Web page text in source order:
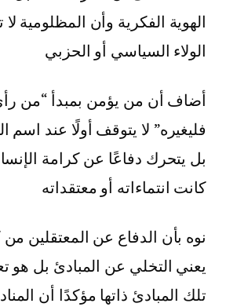
الهوية الفكرية وأن المظلومية
الولاء السياسي أو الحزبي
أضاف أن من يؤمن بمبدأ “من
فليغيره” لا يتوقف أولًا عند اسم
بل يتحرك دفاعًا عن كرامة
كانت انتماءاته أو معتقداته
نوه بأن الدفاع عن المعتقلين من
يعني التخلي عن المبادئ بل هو
تلك المبادئ ذاتها مؤكدًا أن